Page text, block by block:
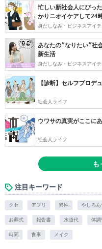
忙しい新社会人にぴっ
かりニオイケアして24
身だしなみ・ビジネスアイテ
あなたの“なりたい”社
新生活
身だしなみ・ビジネスアイテ
【診断】セルフプロ
社会人ライフ
ウワサの真実がここに
社会人ライフ
も
注目キーワード
クセ アプリ 異性 やしろあ
お葬式 報告書 水道代 体調
時間 食事 メイク